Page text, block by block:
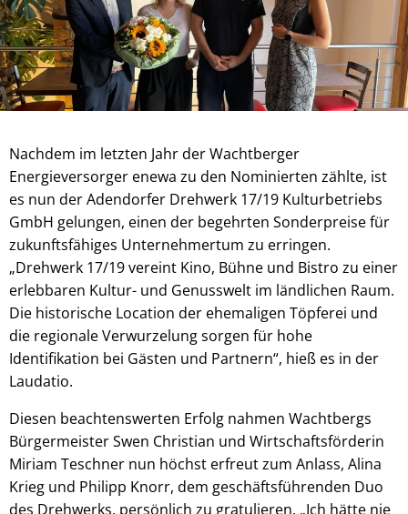
Nachdem im letzten Jahr der Wachtberger
Energieversorger enewa zu den Nominierten zählte, ist
es nun der Adendorfer Drehwerk 17/19 Kulturbetriebs
GmbH gelungen, einen der begehrten Sonderpreise für
zukunftsfähiges Unternehmertum zu erringen.
„Drehwerk 17/19 vereint Kino, Bühne und Bistro zu einer
erlebbaren Kultur- und Genusswelt im ländlichen Raum.
Die historische Location der ehemaligen Töpferei und
die regionale Verwurzelung sorgen für hohe
Identifikation bei Gästen und Partnern“, hieß es in der
Laudatio.
Diesen beachtenswerten Erfolg nahmen Wachtbergs
Bürgermeister Swen Christian und Wirtschaftsförderin
Miriam Teschner nun höchst erfreut zum Anlass, Alina
Krieg und Philipp Knorr, dem geschäftsführenden Duo
des Drehwerks, persönlich zu gratulieren. „Ich hätte nie